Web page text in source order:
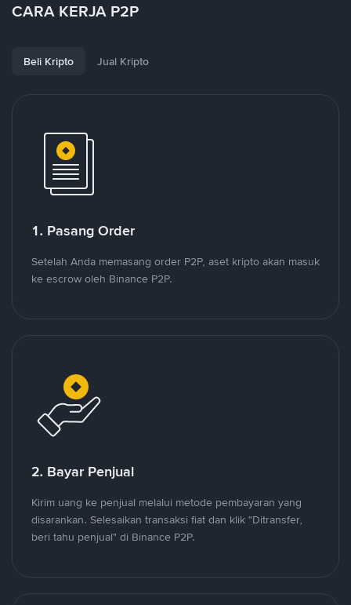
CARA KERJA P2P
Beli Kripto Jual Kripto
1. Pasang Order
Setelah Anda memasang order P2P, aset kripto akan masuk
ke escrow oleh Binance P2P.
2. Bayar Penjual
Kirim uang ke penjual melalui metode pembayaran yang
disarankan. Selesaikan transaksi fiat dan klik "Ditransfer,
beri tahu penjual" di Binance P2P.